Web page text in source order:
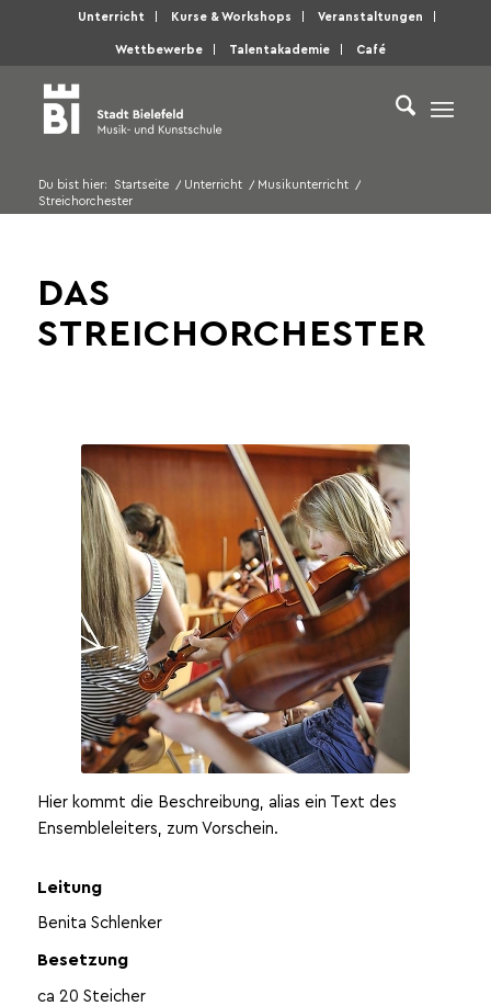
Unterricht Kurse & Workshops Veranstaltungen
Wettbewerbe Talentakademie Café
Du bist hier: Startseite / Unterricht / Musikunterricht /
Streichorchester
DAS
STREICHORCHESTER
Hier kommt die Beschreibung, alias ein Text des
Ensembleleiters, zum Vorschein.
Leitung
Benita Schlenker
Besetzung
ca 20 Steicher